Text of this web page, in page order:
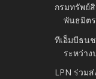
กรมทรัพย์
พันธมิตร
ทีเอ็มบีธน
ระหว่าง
LPN ร่วม